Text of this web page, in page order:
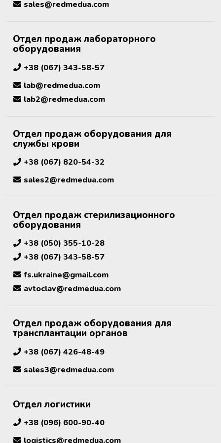
крови
стволовых клеток
ТермоСумки для транспортировки
Устройства для стерильного
Аппараты для донорского и
терапевтического плазмафереза
Аппараты для автоматического
Аппараты для облучения крови
Мобильный пункт забора крови
(Донорский автобус)
Дополнительные материалы к
sales@redmedua.com
Отдел продаж лабораторного
оборудования
+38 (067) 343-58-57
lab@redmedua.com
lab2@redmedua.com
Отдел продаж оборудования для
службы крови
+38 (067) 820-54-32
sales2@redmedua.com
Отдел продаж стерилизационного
оборудования
+38 (050) 355-10-28
+38 (067) 343-58-57
fs.ukraine@gmail.com
avtoclav@redmedua.com
Отдел продаж оборудования для
трансплантации органов
+38 (067) 426-48-49
sales3@redmedua.com
Отдел логистики
+38 (096) 600-90-40
logistics@redmedua.com